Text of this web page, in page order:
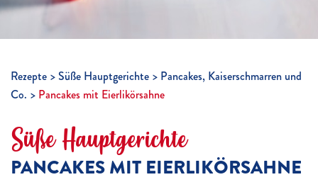
Rezepte Süße Hauptgerichte
Pancakes, Kaiserschmarren und
Co.
Pancakes mit Eierlikörsahne
Süße Hauptgerichte
PANCAKES MIT EIERLIKÖRSAHNE